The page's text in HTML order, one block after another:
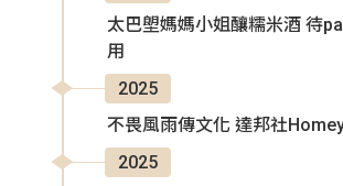
太巴塱媽媽小姐釀糯米酒 待
用
2025
不畏風雨傳文化 達邦社
2025